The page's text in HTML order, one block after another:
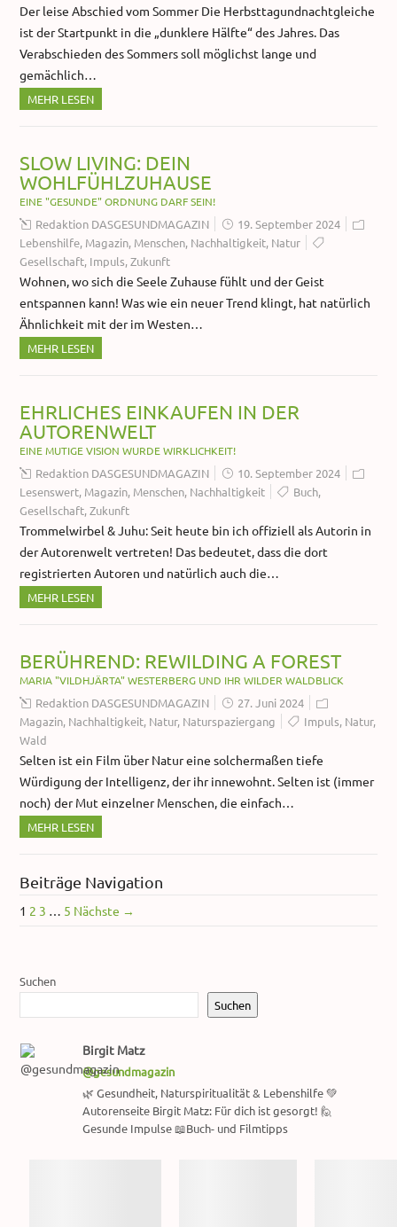
Der leise Abschied vom Sommer Die Herbsttagundnachtgleiche
ist der Startpunkt in die „dunklere Hälfte“ des Jahres. Das
Verabschieden des Sommers soll möglichst lange und
gemächlich…
MEHR LESEN
SLOW LIVING: DEIN
WOHLFÜHLZUHAUSE
EINE "GESUNDE" ORDNUNG DARF SEIN!
Redaktion DASGESUNDMAGAZIN
19. September 2024
Lebenshilfe, Magazin, Menschen, Nachhaltigkeit, Natur
Gesellschaft, Impuls,Zukunft
Wohnen, wo sich die Seele Zuhause fühlt und der Geist
entspannen kann! Was wie ein neuer Trend klingt, hat natürlich
Ähnlichkeit mit der im Westen…
MEHR LESEN
EHRLICHES EINKAUFEN IN DER
AUTORENWELT
EINE MUTIGE VISION WURDE WIRKLICHKEIT!
Redaktion DASGESUNDMAGAZIN
10. September 2024
Lesenswert, Magazin, Menschen, Nachhaltigkeit Buch,
Gesellschaft,Zukunft
Trommelwirbel & Juhu: Seit heute bin ich offiziell als Autorin in
der Autorenwelt vertreten! Das bedeutet, dass die dort
registrierten Autoren und natürlich auch die…
MEHR LESEN
BERÜHREND: REWILDING A FOREST
MARIA "VILDHJÄRTA" WESTERBERG UND IHR WILDER WALDBLICK
Redaktion DASGESUNDMAGAZIN
27. Juni 2024
Magazin, Nachhaltigkeit, Natur, Naturspaziergang Impuls, Natur,
Wald
Selten ist ein Film über Natur eine solchermaßen tiefe
Würdigung der Intelligenz, der ihr innewohnt. Selten ist (immer
noch) der Mut einzelner Menschen, die einfach…
MEHR LESEN
Beiträge Navigation
1 2 3 … 5 Nächste →
Suchen
Suchen
Birgit Matz
@gesundmagazin
🌿 Gesundheit, Naturspiritualität & Lebenshilfe 💚
Autorenseite Birgit Matz: Für dich ist gesorgt! 🙋
Gesunde Impulse 📖Buch- und Filmtipps